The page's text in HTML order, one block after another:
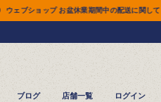
の配送に関して ▶ 😀 ウェブショップ お盆
ブログ 店舗一覧 ログイン